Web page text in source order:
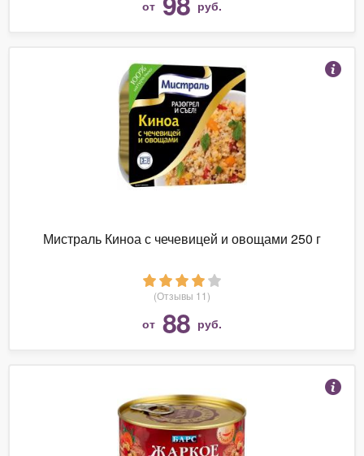
от руб.
Мистраль Киноа с чечевицей и овощами 250 г
(Отзывы 11)
от 88 руб.